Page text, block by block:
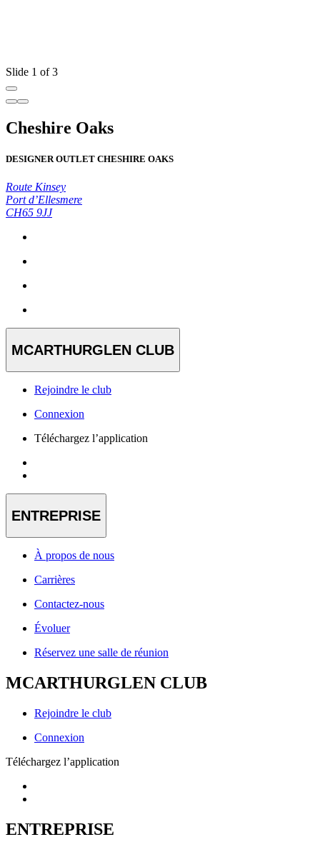
Slide 1 of 3
Cheshire Oaks
DESIGNER OUTLET CHESHIRE OAKS
Route Kinsey
Port d’Ellesmere
CH65 9JJ
MCARTHURGLEN CLUB
Rejoindre le club
Connexion
Téléchargez l’application
ENTREPRISE
À propos de nous
Carrières
Contactez-nous
Évoluer
Réservez une salle de réunion
MCARTHURGLEN CLUB
Rejoindre le club
Connexion
Téléchargez l’application
ENTREPRISE